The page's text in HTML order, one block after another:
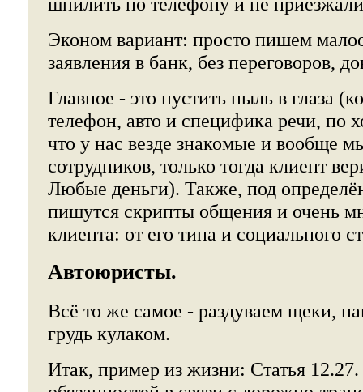
Эконом вариант: просто пишем
заявления в банк, без переговоров,
Главное - это пустить пыль в глаза
телефон, авто и специфика речи, по
что у нас везде знакомые и вообще
сотрудников, только тогда клиент
Любые деньги). Также, под
пишутся скрипты общения и очень
клиента: от его типа и социального
Автоюристы.
Всё то же самое - раздуваем щеки,
грудь кулаком.
Итак, пример из жизни: Статья